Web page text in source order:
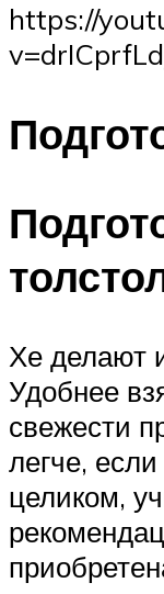
https://
Хе делают
Удобнее
свежести
легче,
целиком,